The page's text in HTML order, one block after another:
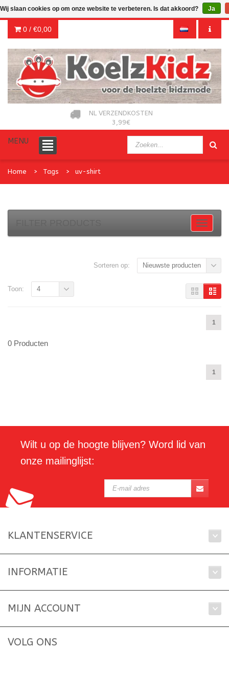
0 / €0,00
NL VERZENDKOSTEN
3,99€
MENU
Home Tags uv-shirt
Sorteren op: Nieuwste producten
1
Toon: 4
0 Producten
1
Wilt u op de hoogte blijven? Word lid van
onze mailinglijst:
KLANTENSERVICE
INFORMATIE
MIJN ACCOUNT
VOLG ONS
Wij slaan cookies op om onze website te verbeteren. Is dat akkoord? Ja